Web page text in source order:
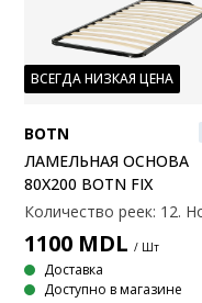
ВСЕГДА НИЗКАЯ ЦЕНА
BOTN
ЛАМЕЛЬНАЯ ОСНОВА
80X200 BOTN FIX
1100 MDL / Шт
Доставка
Доступно в магазине